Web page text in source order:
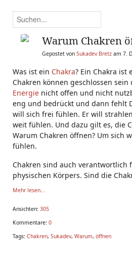
Warum Chakren
Gepostet von Sukadev Bretz am 7.
Was ist ein Chakra? Ein Chakra ist
Chakren können geschlossen
Energie nicht offen und nicht
eng und bedrückt und dann fehlt
will sich frei fühlen. Er will
weit fühlen. Und dazu gilt es, die
Warum Chakren öffnen? Um sich
fühlen.
Chakren sind auch verantwortlich
physischen Körpers. Sind die
Mehr lesen...
Ansichten: 305
Kommentare: 0
Tags: Chakren, Sukadev, Warum, öffnen